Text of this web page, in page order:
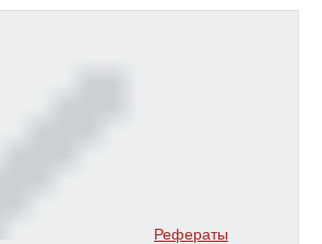
Рефераты